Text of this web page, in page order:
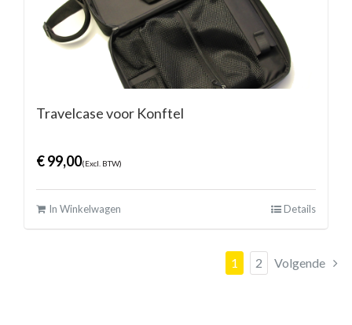
Travelcase voor Konftel
€99,00(Excl. BTW)
In Winkelwagen Details
1 2 Volgende